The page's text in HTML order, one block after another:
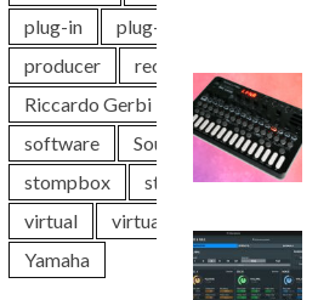
plug-in
plug-in audio
producer
rec
Riccardo Gerbi
Roland
software
Soundwave
stompbox
studio synth
virtual
virtual instrument
Yamaha